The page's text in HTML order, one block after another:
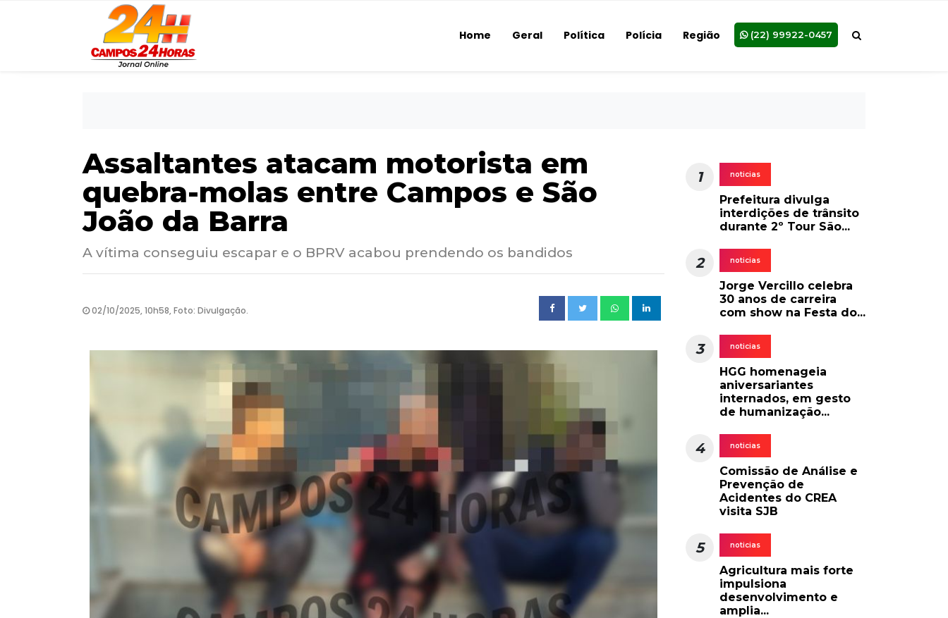
Home Geral Política Polícia Região (22) 99922-0457
Assaltantes atacam motorista em
quebra-molas entre Campos e São
João da Barra
A vítima conseguiu escapar e o BPRV acabou prendendo os bandidos
02/10/2025, 10h58, Foto: Divulgação.
1 noticias
Prefeitura divulga
interdições de trânsito
durante 2º Tour São...
2 noticias
Jorge Vercillo celebra
30 anos de carreira
com show na Festa do...
3 noticias
HGG homenageia
aniversariantes
internados, em gesto
de humanização...
4 noticias
Comissão de Análise e
Prevenção de
Acidentes do CREA
visita SJB
5 noticias
Agricultura mais forte
impulsiona
desenvolvimento e
amplia...